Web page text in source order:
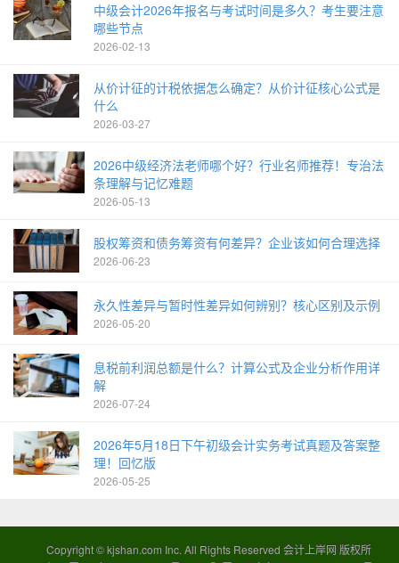
中级会计2026年报名与考试时间是多久？考生要注意
哪些节点
2026-02-13
从价计征的计税依据怎么确定？从价计征核心公式是
什么
2026-03-27
2026中级经济法老师哪个好？行业名师推荐！专治法
条理解与记忆难题
2026-05-13
股权筹资和债务筹资有何差异？企业该如何合理选择
2026-06-23
永久性差异与暂时性差异如何辨别？核心区别及示例
2026-05-20
息税前利润总额是什么？计算公式及企业分析作用详
解
2026-07-24
2026年5月18日下午初级会计实务考试真题及答案整
理！回忆版
2026-05-25
Copyright ©kjshan.com Inc. All Rights Reserved 会计上岸网 版权所